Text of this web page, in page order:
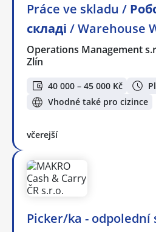
Práce ve skladu /
складі / Warehouse
Operations Management
Zlín
40 000 – 45 000 Kč
Vhodné také pro cizince
včerejší
Picker/ka - odpolední